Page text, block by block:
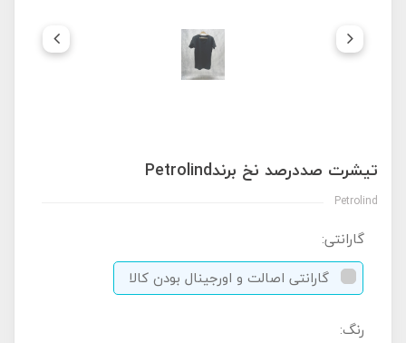
تیشرت صددرصد نخ برندPetrolind
Petrolind
گارانتی:
گارانتی اصالت و اورجینال بودن کالا
رنگ: